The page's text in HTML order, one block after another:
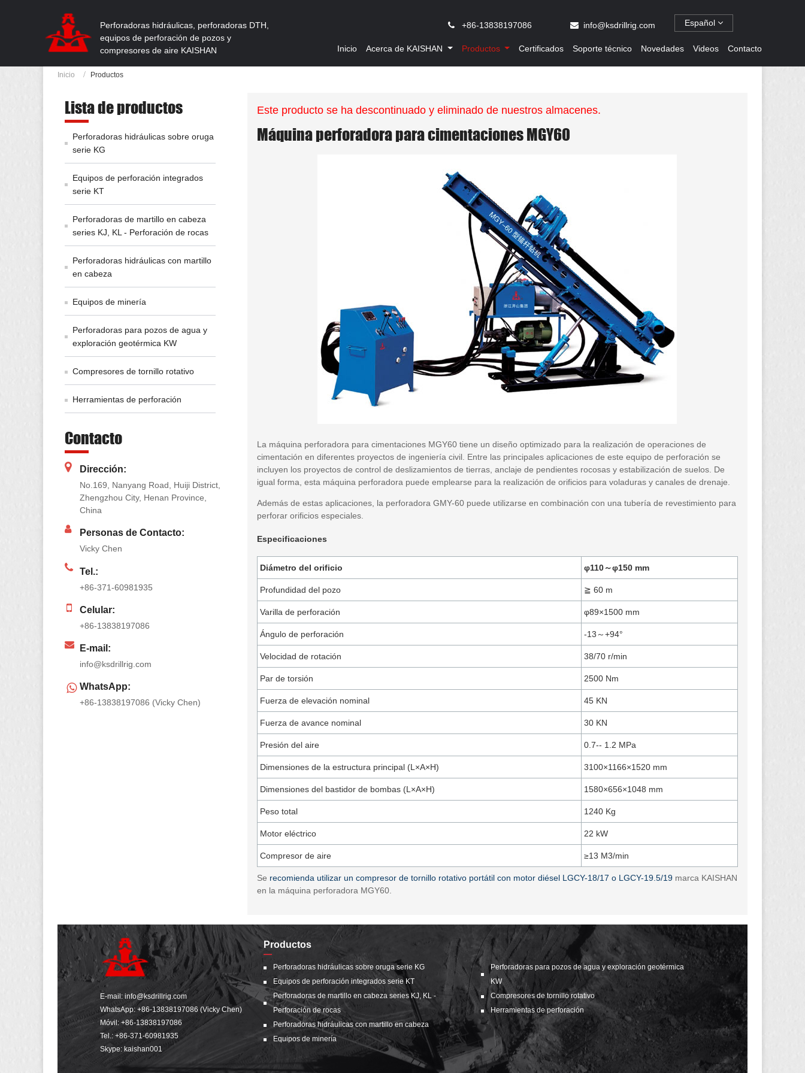
Perforadoras hidráulicas, perforadoras DTH,
equipos de perforación de pozos y
compresores de aire KAISHAN
Español
+86-13838197086 info@ksdrillrig.com
Inicio Acerca de KAISHAN Productos Certificados Soporte técnico Novedades Videos Contacto
Inicio Productos
Este producto se ha descontinuado y eliminado de nuestros almacenes.
Máquina perforadora para cimentaciones MGY60
La máquina perforadora para cimentaciones MGY60 tiene un diseño optimizado para la realización de operaciones de
cimentación en diferentes proyectos de ingeniería civil. Entre las principales aplicaciones de este equipo de perforación se
incluyen los proyectos de control de deslizamientos de tierras, anclaje de pendientes rocosas y estabilización de suelos. De
igual forma, esta máquina perforadora puede emplearse para la realización de orificios para voladuras y canales de drenaje.
Además de estas aplicaciones, la perforadora GMY-60 puede utilizarse en combinación con una tubería de revestimiento para
perforar orificios especiales.
Especificaciones
Diámetro del orificio φ110～φ150 mm
Profundidad del pozo ≧ 60 m
Varilla de perforación φ89×1500 mm
Ángulo de perforación -13～+94°
Velocidad de rotación 38/70 r/min
Par de torsión 2500 Nm
Fuerza de elevación nominal 45 KN
Fuerza de avance nominal 30 KN
Presión del aire 0.7-- 1.2 MPa
Dimensiones de la estructura principal (L×A×H) 3100×1166×1520 mm
Dimensiones del bastidor de bombas (L×A×H) 1580×656×1048 mm
Peso total 1240 Kg
Motor eléctrico 22 kW
Compresor de aire ≥13 M3/min
Se recomienda utilizar un compresor de tornillo rotativo portátil con motor diésel LGCY-18/17 o LGCY-19.5/19marca KAISHAN
en la máquina perforadora MGY60.
Lista de productos
Perforadoras hidráulicas sobre oruga
serie KG
Equipos de perforación integrados
serie KT
Perforadoras de martillo en cabeza
series KJ, KL - Perforación de rocas
Perforadoras hidráulicas con martillo
en cabeza
Equipos de minería
Perforadoras para pozos de agua y
exploración geotérmica KW
Compresores de tornillo rotativo
Herramientas de perforación
Contacto
Dirección:
No.169, Nanyang Road, Huiji District,
Zhengzhou City, Henan Province,
China
Personas de Contacto:
Vicky Chen
Tel.:
+86-371-60981935
Celular:
+86-13838197086
E-mail:
info@ksdrillrig.com
WhatsApp:
+86-13838197086 (Vicky Chen)
E-mail: info@ksdrillrig.com
WhatsApp: +86-13838197086 (Vicky Chen)
Móvil:+86-13838197086
Tel.: +86-371-60981935
Skype: kaishan001
Productos
Perforadoras hidráulicas sobre oruga serie KG
Equipos de perforación integrados serie KT
Perforadoras de martillo en cabeza series KJ, KL -
Perforación de rocas
Perforadoras hidráulicas con martillo en cabeza
Equipos de minería
Perforadoras para pozos de agua y exploración geotérmica
KW
Compresores de tornillo rotativo
Herramientas de perforación